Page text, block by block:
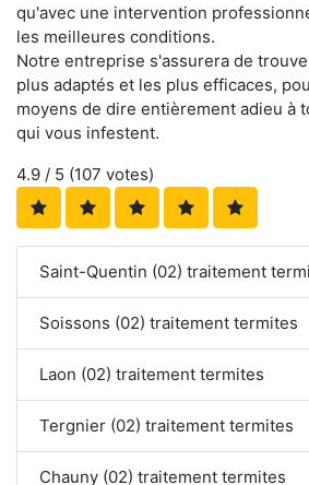
qu'avec une intervention
les meilleures conditions.
Notre entreprise s'assurera de
plus adaptés et les plus efficaces,
moyens de dire entièrement adieu à
qui vous infestent.
4.9 / 5 (107 votes)
Saint-Quentin (02) traitement
Soissons (02) traitement termites
Laon (02) traitement termites
Tergnier (02) traitement termites
Chauny (02) traitement termites